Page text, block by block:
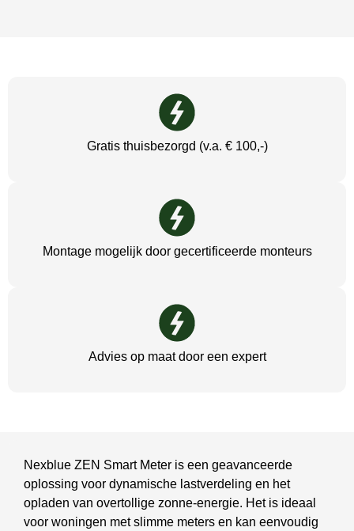
Gratis thuisbezorgd (v.a. € 100,-)
Montage mogelijk door gecertificeerde monteurs
Advies op maat door een expert
Nexblue ZEN Smart Meter is een geavanceerde
oplossing voor dynamische lastverdeling en het
opladen van overtollige zonne-energie. Het is ideaal
voor woningen met slimme meters en kan eenvoudig